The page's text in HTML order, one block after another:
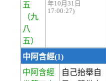
五
（九
八
五）
年10月31日
17:00:27)
中阿含經(1)
中阿含經
自己抬舉自